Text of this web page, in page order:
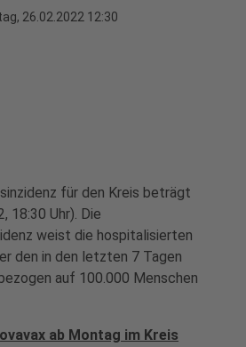
26.02.2022 12:30
für den Kreis beträgt
18:30 Uhr). Die
weist die hospitalisierten
den in den letzten 7 Tagen
auf 100.000 Menschen
ab Montag im Kreis